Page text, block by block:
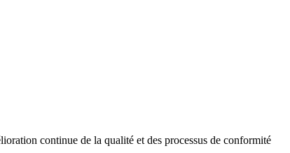
continue de la qualité et des processus de conformité